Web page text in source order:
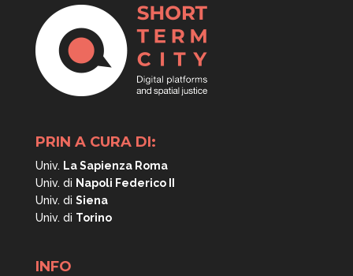
PRIN A CURA DI:
Univ. La Sapienza Roma
Univ. di Napoli Federico II
Univ. di Siena
Univ. di Torino
INFO